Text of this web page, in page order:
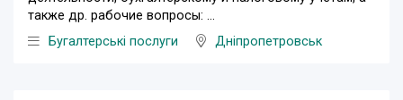
также др. рабочие вопросы: ...
Бугалтерські послуги
Дніпропетровськ